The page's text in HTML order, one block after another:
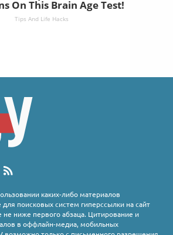
On This Brain Age Test!
Tips And Life Hacks
каких-либо материалов
поисковых систем гиперссылки на сайт
ниже первого абзаца. Цитирование и
в оффлайн-медиа, мобильных